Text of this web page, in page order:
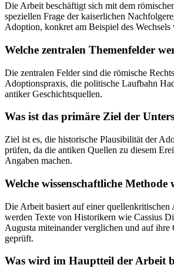
Die Arbeit beschäftigt sich mit dem
speziellen Frage der kaiserlichen
Adoption, konkret am Beispiel des
Welche zentralen Themenfelder
Die zentralen Felder sind die römische
Adoptionspraxis, die politische Laufbahn
antiker Geschichtsquellen.
Was ist das primäre Ziel der
Ziel ist es, die historische Plausibilität der
prüfen, da die antiken Quellen zu diesem
Angaben machen.
Welche wissenschaftliche Methode
Die Arbeit basiert auf einer quellenkritischen
werden Texte von Historikern wie Cassius
Augusta miteinander verglichen und auf
geprüft.
Was wird im Hauptteil der Arbeit